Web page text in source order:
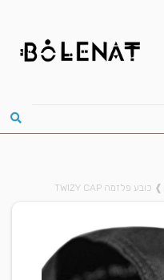
❱ כובע פלזמה TWIZY CAP